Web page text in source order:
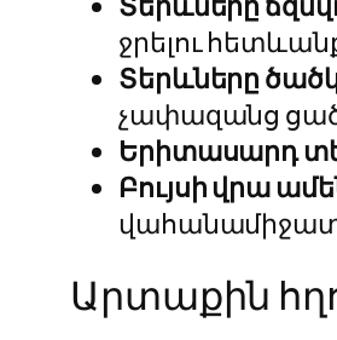
ջրելու
Տերևները
չափազանց
Երիտասարդ
Բույսի վրա
Արտաքին